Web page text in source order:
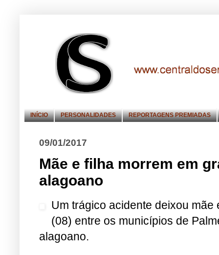
INÍCIO PERSONALIDADES REPORTAGENS PREMIADAS
09/01/2017
Mãe e filha morrem em
alagoano
Um trágico acidente deixou
(08) entre os municípios de
alagoano.